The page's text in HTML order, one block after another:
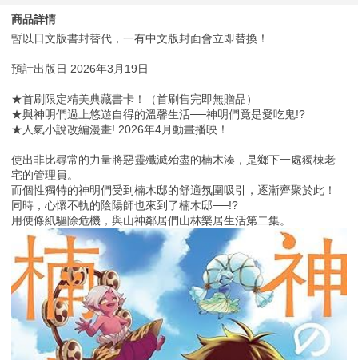
商品詳情
暫以日文版書封替代，一有中文版封面會立即替換！
預計出版日 2026年3月19日
★首刷限定精美典藏書卡！（首刷售完即無贈品）
★與神明們過上悠遊自得的溫馨生活──神明們竟是愛吃鬼!?
★人氣小說改編漫畫! 2026年4月動畫播映！
使出非比尋常的力量將惡靈殲滅殆盡的楠木湊，是鄉下一處獨棟老
宅的管理員。
而個性獨特的神明們受到楠木邸的舒適氛圍吸引，逐漸齊聚於此！
同時，心懷不軌的陰陽師也來到了楠木邸──!?
用便條紙驅除危機，與山神鄰居們山林樂居生活第二集。